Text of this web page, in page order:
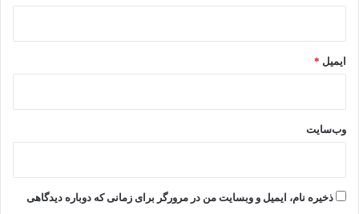
ایمیل *
وب‌سایت
ذخیره نام، ایمیل و وبسایت من در مرورگر برای زمانی که دوباره دیدگاهی